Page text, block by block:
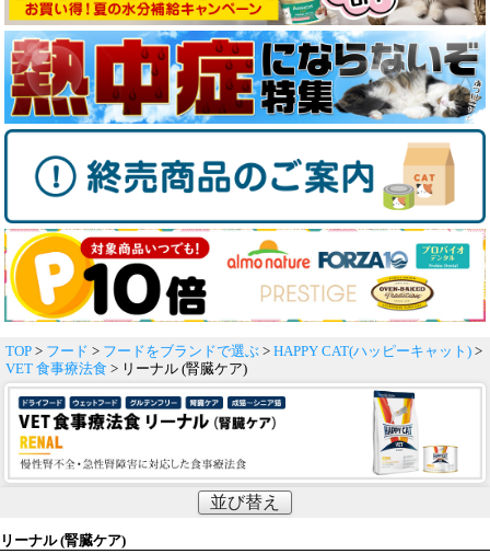
TOP > フード > フードをブランドで選ぶ > HAPPY CAT(ハッピーキャット) >
VET 食事療法食 > リーナル (腎臓ケア)
並び替え
リーナル (腎臓ケア)